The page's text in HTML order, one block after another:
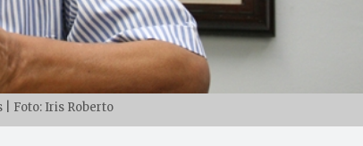
| Foto: Iris Roberto